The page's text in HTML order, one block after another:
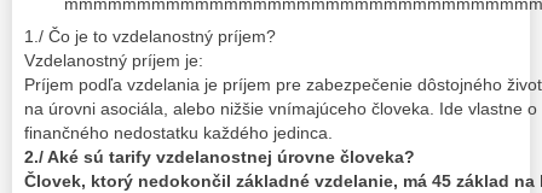
1./ Čo je to vzdelanostný príjem?
Vzdelanostný príjem je:
Príjem podľa vzdelania je príjem pre zabezpečenie dôstojného
na úrovni asociála, alebo nižšie vnímajúceho človeka. Ide vlastne
finančného nedostatku každého jedinca.
2./ Aké sú tarify vzdelanostnej úrovne človeka?
Človek, ktorý nedokončil základné vzdelanie, má 45 základ na